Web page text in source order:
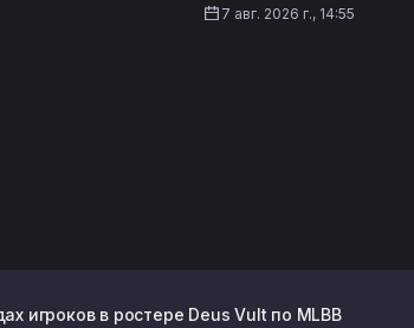
7 авг. 2026 г., 14:55
игроков в ростере Deus Vult по MLBB